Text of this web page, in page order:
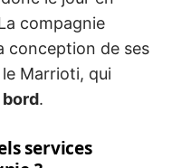
compagnie
conception de ses
Marrioti, qui
bord.
services